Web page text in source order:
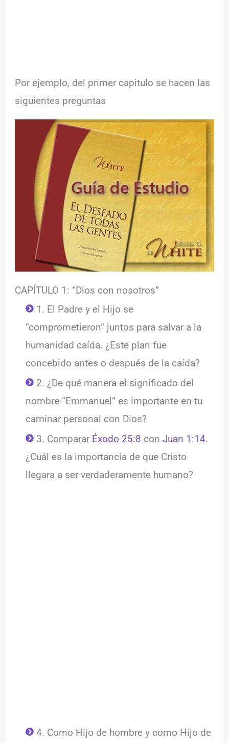
Por ejemplo, del primer capitulo se hacen las
siguientes preguntas
CAPÍTULO 1: “Dios con nosotros”
1. El Padre y el Hijo se
“comprometieron” juntos para salvar a la
humanidad caída. ¿Este plan fue
concebido antes o después de la caída?
2. ¿De qué manera el significado del
nombre “Emmanuel” es importante en tu
caminar personal con Dios?
3. Comparar Éxodo 25:8 conJuan 1:14.
¿Cuál es la importancia de que Cristo
llegara a ser verdaderamente humano?
4. Como Hijo de hombre y como Hijo de